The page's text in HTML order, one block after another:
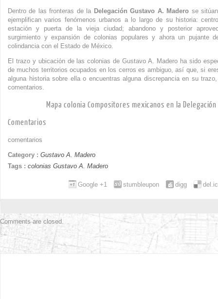
Dentro de las fronteras de la Delegación Gustavo A. Madero se
ejemplifican varios fenómenos urbanos a lo largo de su historia:
estación y puerta de la vieja ciudad; abandono y posterior
surgimiento y expansión de colonias populares y ahora un pujante
colindancia con el Estado de México.
El trazo y ubicación de las colonias de Gustavo A. Madero ha sido
de muchos territorios ocupados en los cerros es ambiguo, así que, si
alguna historia sobre ella o encuentras alguna discrepancia en su
comentarios.
Mapa colonia Compositores mexicanos en la
Comentarios
comentarios
Category : Gustavo A. Madero
Tags : colonias Gustavo A. Madero
digg
stumbleupon
Google +1
Comments are closed.